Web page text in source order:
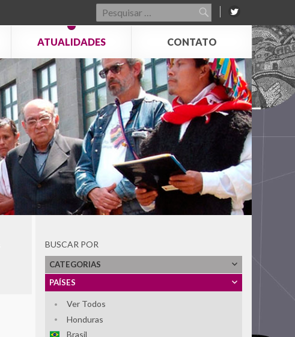
Pesquisar
por:
ATUALIDADES CONTATO
BUSCAR POR
CATEGORIAS
PAÍSES
Ver Todos
Honduras
Brasil